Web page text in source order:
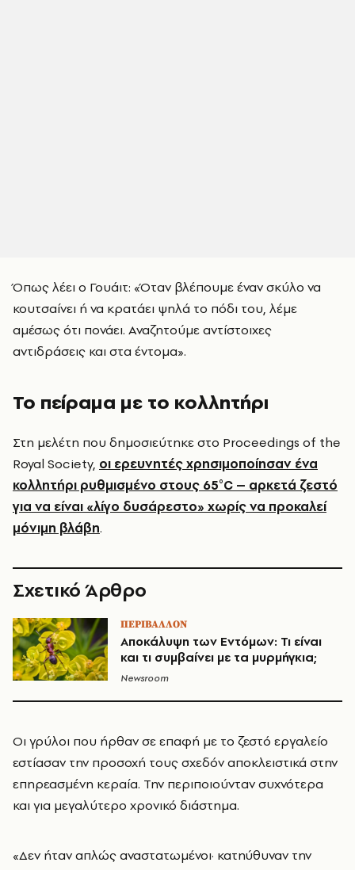
Όπως λέει ο Γουάιτ: «Όταν βλέπουμε έναν σκύλο να
κουτσαίνει ή να κρατάει ψηλά το πόδι του, λέμε
αμέσως ότι πονάει. Αναζητούμε αντίστοιχες
αντιδράσεις και στα έντομα».
Το πείραμα με το κολλητήρι
Στη μελέτη που δημοσιεύτηκε στο Proceedings of the
Royal Society, οι ερευνητές χρησιμοποίησαν ένα
κολλητήρι ρυθμισμένο στους 65°C – αρκετά ζεστό
για να είναι «λίγο δυσάρεστο» χωρίς να προκαλεί
μόνιμη βλάβη.
Σχετικό Άρθρο
ΠΕΡΙΒΑΛΛΟΝ
Αποκάλυψη των Εντόμων: Τι είναι
και τι συμβαίνει με τα μυρμήγκια;
Newsroom
Οι γρύλοι που ήρθαν σε επαφή με το ζεστό εργαλείο
εστίασαν την προσοχή τους σχεδόν αποκλειστικά στην
επηρεασμένη κεραία. Την περιποιούνταν συχνότερα
και για μεγαλύτερο χρονικό διάστημα.
«Δεν ήταν απλώς αναστατωμένοι· κατηύθυναν την